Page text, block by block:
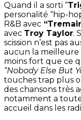
Quand il a sorti “
personalité “hip-
R&B avec
avec Troy Taylor.
scission n’est pas
aucun la meilleure
moins fort que ce
“Nobody Else But
touches trap plus
des chansons très
notamment a
accueil dans les